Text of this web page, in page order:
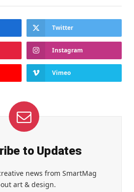
Twitter
Instagram
Vimeo
to Updates
news from SmartMag
art & design.